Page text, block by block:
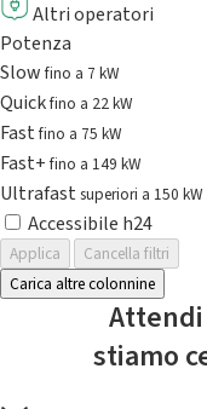
Altri operatori
Potenza
Slowfino a 7 kW
Quickfino a 22 kW
Fastfino a 75 kW
Fast+fino a 149 kW
Ultrafast superiori a 150 kW
Accessibile h24
Applica
Cancella filtri
Carica altre colonnine
stiamo